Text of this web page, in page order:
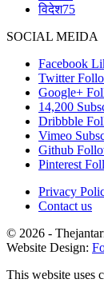
विदेश75
SOCIAL MEIDA
Facebook
Twitter
Google+
14,200
Dribbble
Vimeo
Github
Pinterest
Privacy
Contact us
© 2026 -
Website Design:
This website uses